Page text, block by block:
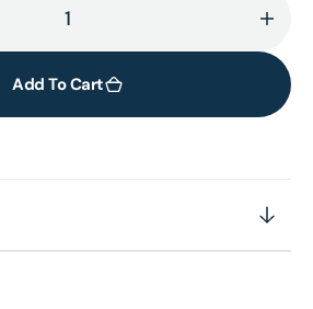
for
討
己
[20
Add To Cart